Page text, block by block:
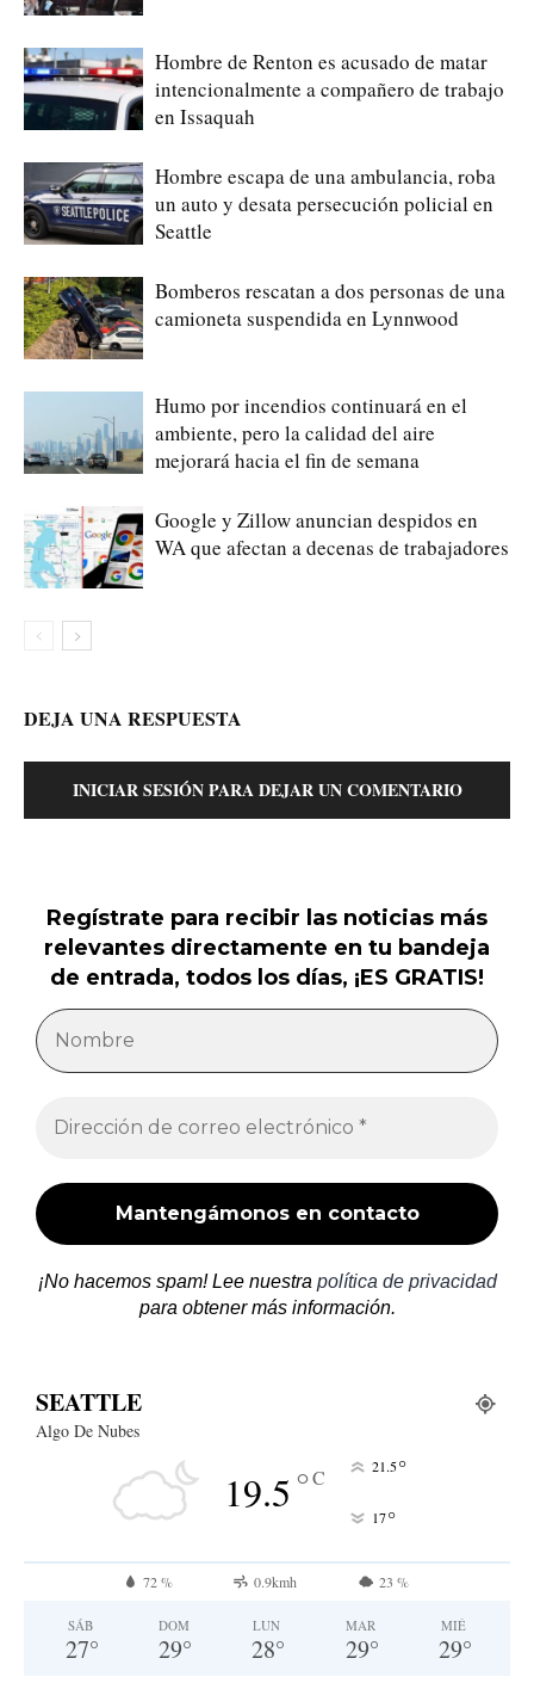
Hombre de Renton es acusado de matar
intencionalmente a compañero de trabajo
en Issaquah
Hombre escapa de una ambulancia, roba
un auto y desata persecución policial en
Seattle
Bomberos rescatan a dos personas de una
camioneta suspendida en Lynnwood
Humo por incendios continuará en el
ambiente, pero la calidad del aire
mejorará hacia el fin de semana
Google y Zillow anuncian despidos en
WA que afectan a decenas de trabajadores
DEJA UNA RESPUESTA
INICIAR SESIÓN PARA DEJAR UN COMENTARIO
Regístrate para recibir las noticias más
relevantes directamente en tu bandeja
de entrada, todos los días, ¡ES GRATIS!
¡No hacemos spam! Lee nuestra política de privacidad
para obtener más información.
SEATTLE
Algo De Nubes
19.5°C 21.5°
17°
72 % 0.9kmh 23 %
SÁB
27°
DOM
29°
LUN
28°
MAR
29°
MIÉ
29°